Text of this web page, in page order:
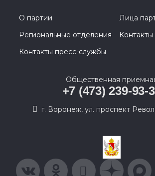
О партии
Лица
Региональные отделения
Контакты пресс-службы
Общественная
+7 (473) 239-93-
г. Воронеж, ул. проспект